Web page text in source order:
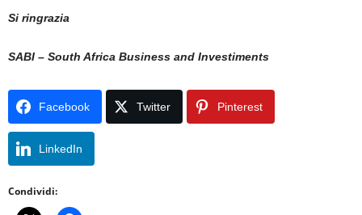
Si ringrazia
SABI – South Africa Business and Investiments
Facebook Twitter Pinterest
LinkedIn
Condividi: